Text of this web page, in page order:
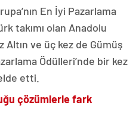
En İyi Pazarlama
takımı olan Anadolu
ve üç kez de Gümüş
Ödülleri’nde bir kez
etti.
çözümlerle fark